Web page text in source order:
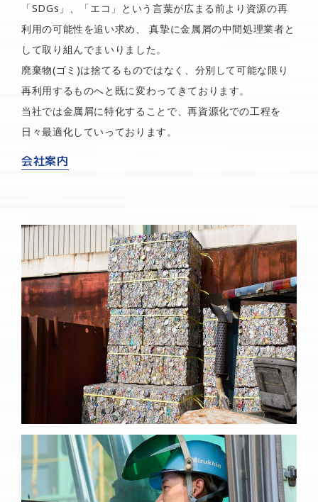
「SDGs」、「エコ」という言葉が広まる前より資源の再
利用の可能性を追い求め、
真摯に金属屑の中間処理業者と
して取り組んでまいりました。
廃棄物(ゴミ)は捨てるものではなく、分別して可能な限り
再利用するものへと既に変わってきております。
当社では金属屑に特化することで、再資源化での工程を
日々最適化していっております。
会社案内